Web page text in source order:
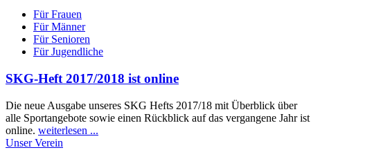
Für Frauen
Für Männer
Für Senioren
Für Jugendliche
SKG-Heft 2017/2018 ist online
Die neue Ausgabe unseres SKG Hefts 2017/18 mit Überblick über
alle Sportangebote sowie einen Rückblick auf das vergangene Jahr ist
online. weiterlesen ...
Unser Verein